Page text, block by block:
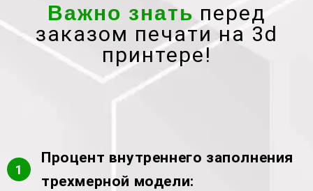
Важно знать перед
заказом печати на 3d
принтере!
1
Процент внутреннего заполнения
трехмерной модели: